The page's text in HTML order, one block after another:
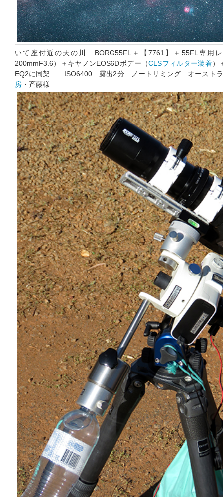
いて座付近の天の川 BORG55FL＋【7761】＋55FL専用
200mmF3.6）＋キヤノンEOS6Dボデー（CLSフィルター装着）
EQ2に同架 ISO6400 露出2分 ノートリミング オースト
房 ・斉藤様